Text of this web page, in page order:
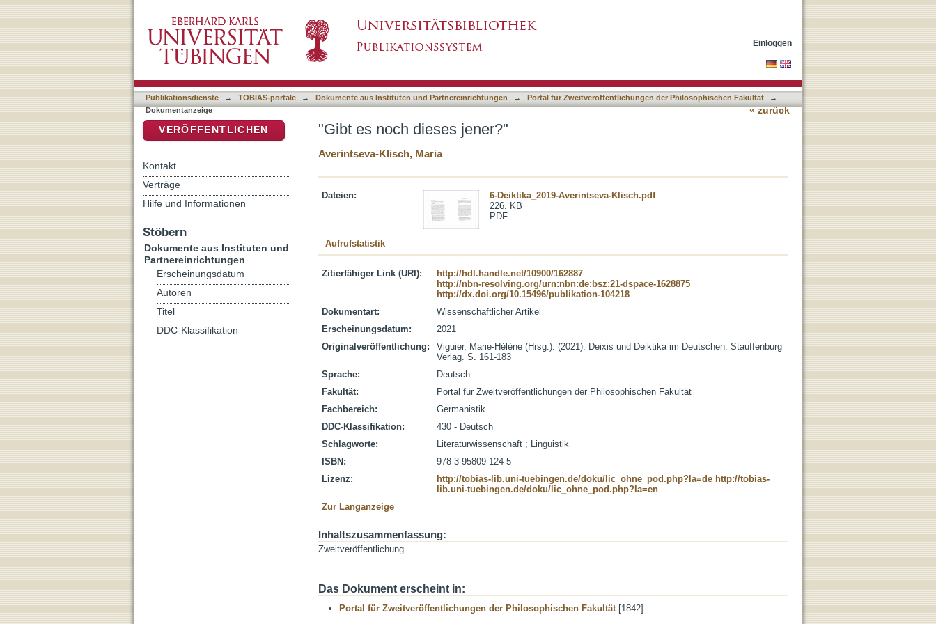
Einloggen
Publikationsdienste → TOBIAS-portale → Dokumente aus Instituten und Partnereinrichtungen → Portal für Zweitveröffentlichungen der Philosophischen Fakultät
→
Dokumentanzeige
« zurück
"Gibt es noch dieses jener?"
Averintseva-Klisch, Maria
Dateien:
6-Deiktika_2019-Averintseva-Klisch.pdf
226. KB
PDF
Aufrufstatistik
Zitierfähiger Link (URI):
http://hdl.handle.net/10900/162887
http://nbn-resolving.org/urn:nbn:de:bsz:21-dspace-1628875
http://dx.doi.org/10.15496/publikation-104218
Dokumentart:
Wissenschaftlicher Artikel
Erscheinungsdatum:
2021
Originalveröffentlichung:
Viguier, Marie-Hélène (Hrsg.). (2021). Deixis und Deiktika im Deutschen. Stauffenburg
Verlag. S. 161-183
Sprache:
Deutsch
Fakultät:
Portal für Zweitveröffentlichungen der Philosophischen Fakultät
Fachbereich:
Germanistik
DDC-Klassifikation:
430 - Deutsch
Schlagworte:
Literaturwissenschaft ; Linguistik
ISBN:
978-3-95809-124-5
Lizenz:
http://tobias-lib.uni-tuebingen.de/doku/lic_ohne_pod.php?la=de http://tobias-
lib.uni-tuebingen.de/doku/lic_ohne_pod.php?la=en
Zur Langanzeige
Inhaltszusammenfassung:
Zweitveröffentlichung
Das Dokument erscheint in:
Portal für Zweitveröffentlichungen der Philosophischen Fakultät[1842]
VERÖFFENTLICHEN
Kontakt
Verträge
Hilfe und Informationen
Stöbern
Dokumente aus Instituten und
Partnereinrichtungen
Erscheinungsdatum
Autoren
Titel
DDC-Klassifikation